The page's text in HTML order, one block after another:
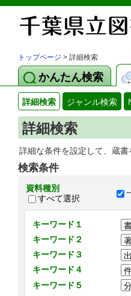
トップページ > 詳細検索
かんたん検索
詳細検索 ジャンル検索
詳細検索
詳細な条件を設定して、蔵書
検索条件
資料種別
すべて選択
キーワード１
キーワード２
キーワード３
キーワード４
キーワード５